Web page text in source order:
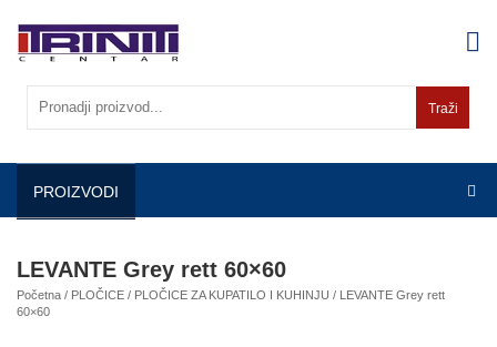
content
Traži
PROIZVODI
LEVANTE Grey rett 60×60
Početna / PLOČICE / PLOČICE ZA KUPATILO I KUHINJU / LEVANTE Grey rett
60×60